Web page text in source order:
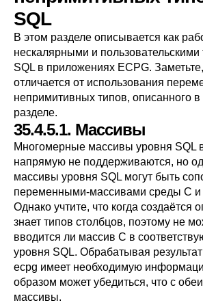
SQL
В этом разделе описывается как
нескалярными и
SQL в приложениях ECPG.
отличается от использования
непримитивных типов, описанного
разделе.
35.4.5.1. Массивы
Многомерные массивы уровня SQL
напрямую не поддерживаются, но
массивы уровня SQL могут быть
переменными-массивами среды C и
Однако учтите, что когда создаётся
знает типов столбцов, поэтому не
вводится ли массив C в
уровня SQL. Обрабатывая
ecpg имеет необходимую
образом может убедиться, что с
массивы.